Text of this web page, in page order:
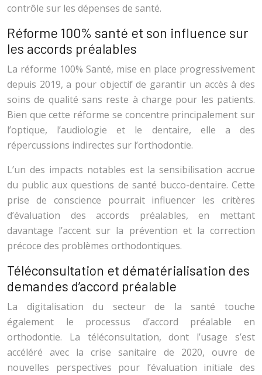
contrôle sur les dépenses de santé.
Réforme 100% santé et son influence sur
les accords préalables
La réforme 100% Santé, mise en place progressivement
depuis 2019, a pour objectif de garantir un accès à des
soins de qualité sans reste à charge pour les patients.
Bien que cette réforme se concentre principalement sur
l’optique, l’audiologie et le dentaire, elle a des
répercussions indirectes sur l’orthodontie.
L’un des impacts notables est la sensibilisation accrue
du public aux questions de santé bucco-dentaire. Cette
prise de conscience pourrait influencer les critères
d’évaluation des accords préalables, en mettant
davantage l’accent sur la prévention et la correction
précoce des problèmes orthodontiques.
Téléconsultation et dématérialisation des
demandes d’accord préalable
La digitalisation du secteur de la santé touche
également le processus d’accord préalable en
orthodontie. La téléconsultation, dont l’usage s’est
accéléré avec la crise sanitaire de 2020, ouvre de
nouvelles perspectives pour l’évaluation initiale des